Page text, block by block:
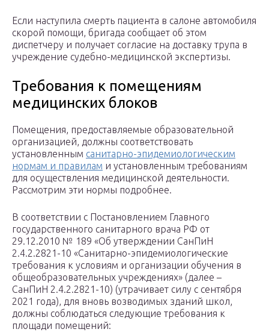
Если наступила смерть пациента в салоне автомобиля
скорой помощи, бригада сообщает об этом
диспетчеру и получает согласие на доставку трупа в
учреждение судебно-медицинской экспертизы.
Требования к помещениям
медицинских блоков
Помещения, предоставляемые образовательной
организацией, должны соответствовать
установленным санитарно-эпидемиологическим
нормам и правилам и установленным требованиям
для осуществления медицинской деятельности.
Рассмотрим эти нормы подробнее.
В соответствии с Постановлением Главного
государственного санитарного врача РФ от
29.12.2010 № 189 «Об утверждении СанПиН
2.4.2.2821-10 «Санитарно-эпидемиологические
требования к условиям и организации обучения в
общеобразовательных учреждениях» (далее –
СанПиН 2.4.2.2821-10) (утрачивает силу с сентября
2021 года), для вновь возводимых зданий школ,
должны соблюдаться следующие требования к
площади помещений: